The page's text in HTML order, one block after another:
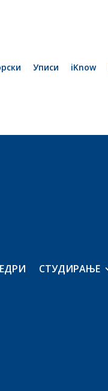
Уписи iKnow
СТУДИРАЊЕ